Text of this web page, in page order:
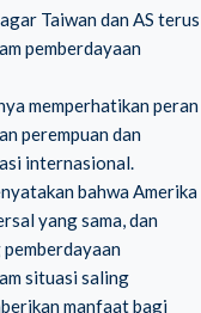
Taiwan dan AS terus
pemberdayaan
memperhatikan peran
perempuan dan
internasional.
bahwa Amerika
yang sama, dan
situasi saling
manfaat bagi